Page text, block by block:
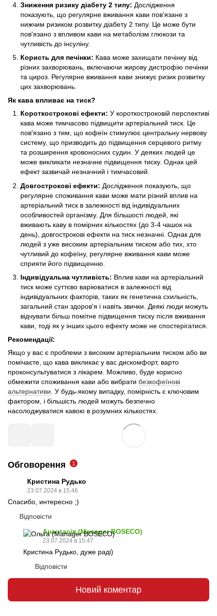
Зниження ризику діабету 2 типу: Дослідження
показують, що регулярне вживання кави пов'язане з
нижчим ризиком розвитку діабету 2 типу. Це може бути
пов'язано з впливом кави на метаболізм глюкози та
чутливість до інсуліну.
Користь для печінки: Кава може захищати печінку від
різних захворювань, включаючи жирову дистрофію печінки
та цироз. Регулярне вживання кави знижує ризик розвитку
цих захворювань.
Як кава впливає на тиск?
Короткострокові ефекти: У короткостроковій перспективі
кава може тимчасово підвищити артеріальний тиск. Це
пов'язано з тим, що кофеїн стимулює центральну нервову
систему, що призводить до підвищення серцевого ритму
та розширення кровоносних судин. У деяких людей це
може викликати незначне підвищення тиску. Однак цей
ефект зазвичай незначний і тимчасовий.
Довгострокові ефекти: Дослідження показують, що
регулярне споживання кави може мати різний вплив на
артеріальний тиск в залежності від індивідуальних
особливостей організму. Для більшості людей, які
вживають каву в помірних кількостях (до 3-4 чашок на
день), довгострокові ефекти на тиск незначні. Однак для
людей з уже високим артеріальним тиском або тих, хто
чутливий до кофеїну, регулярне вживання кави може
сприяти його підвищенню.
Індивідуальна чутливість: Вплив кави на артеріальний
тиск може суттєво варіюватися в залежності від
індивідуальних факторів, таких як генетична схильність,
загальний стан здоров'я і навіть звички. Деякі люди можуть
відчувати більш помітне підвищення тиску після вживання
кави, тоді як у інших цього ефекту може не спостерігатися.
Рекомендації:
Якщо у вас є проблеми з високим артеріальним тиском або ви
помічаєте, що кава викликає у вас дискомфорт, варто
проконсультуватися з лікарем. Можливо, буде корисно
обмежити споживання кави або вибрати безкофеїнові
альтернативи. У будь-якому випадку, помірність є ключовим
фактором, і більшість людей можуть безпечно
насолоджуватися кавою в розумних кількостях.
Обговорення 1
Кристина Рудько
23.07.2024 в 15:46
Спасибо, интересно ;)
Відповісти
Анастасія (Manager BOSECO)
23.07.2024 в 15:47
Кристина Рудько, дуже раді)
Відповісти
Новий коментар